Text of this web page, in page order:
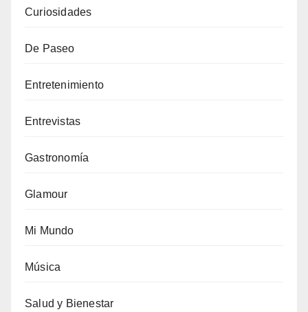
Curiosidades
De Paseo
Entretenimiento
Entrevistas
Gastronomía
Glamour
Mi Mundo
Música
Salud y Bienestar